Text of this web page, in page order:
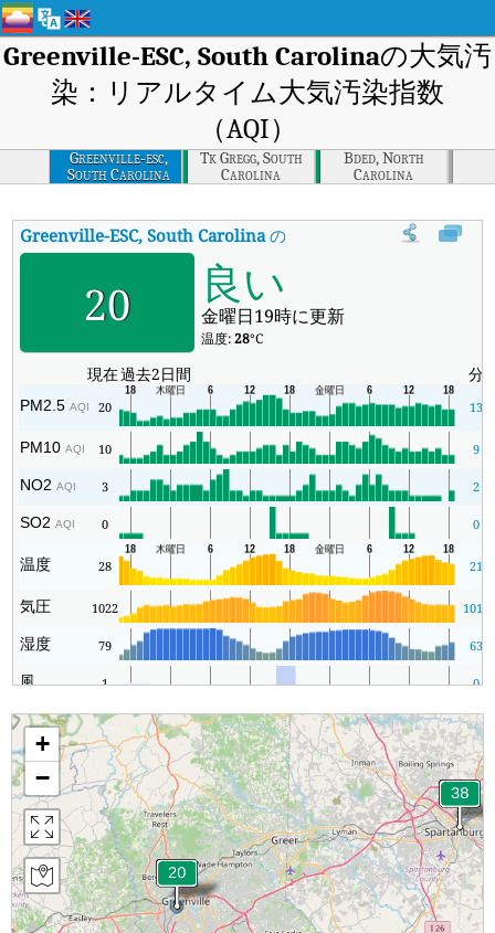
Greenville-ESC, South Carolinaの大気汚
染：リアルタイム大気汚染指数
（AQI）
Greenville-esc,
South Carolina
Tk Gregg, South
Carolina
Bded, North
Carolina
Greenville-ESC, South Carolinaの大気汚染指数 Greenville-
20 良い
金曜日19時に更新
温度:28°C
現在過去2日間 分
PM2.5AQI 20 13
PM10AQI 10 9
NO2AQI 3 2
SO2AQI 0 0
温度 28 21
気圧 1022 1019
湿度 79 63
風 1 0
+
−